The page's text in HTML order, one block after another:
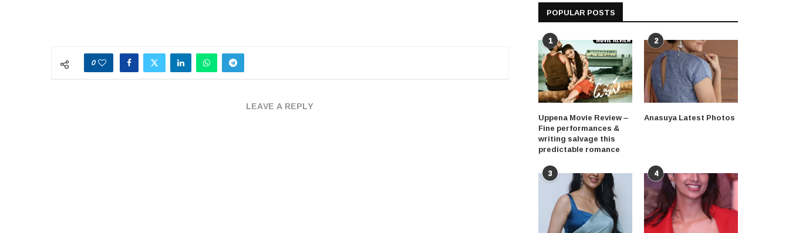
0
LEAVE A REPLY
POPULAR POSTS
1
Uppena Movie Review –
Fine performances &
writing salvage this
predictable romance
2
Anasuya Latest Photos
3 4